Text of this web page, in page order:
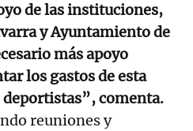
de las instituciones,
y Ayuntamiento de
más apoyo
los gastos de esta
comenta.
reuniones y